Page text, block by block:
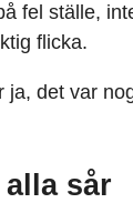
fel ställe,
flicka.
det var
sår